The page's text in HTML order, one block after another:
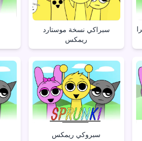
سبراكي نسخة موستارد
ريمكس
سبروكي ريمكس